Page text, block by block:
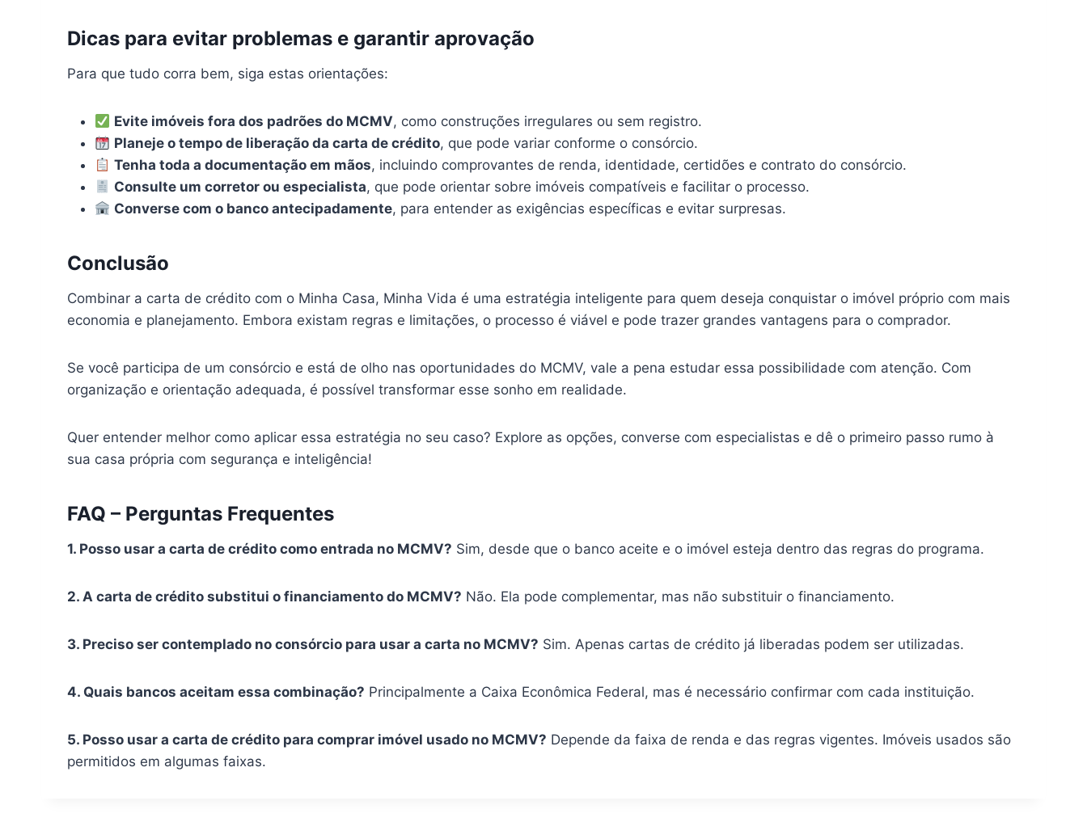
Dicas para evitar problemas e garantir aprovação
Para que tudo corra bem, siga estas orientações:
Evite imóveis fora dos padrões do MCMV, como construções irregulares ou sem registro.
Planeje o tempo de liberação da carta de crédito, que pode variar conforme o consórcio.
Tenha toda a documentação em mãos, incluindo comprovantes de renda, identidade, certidões e contrato do consórcio.
Consulte um corretor ou especialista, que pode orientar sobre imóveis compatíveis e facilitar o processo.
Converse com o banco antecipadamente, para entender as exigências específicas e evitar surpresas.
Conclusão
Combinar a carta de crédito com o Minha Casa, Minha Vida é uma estratégia inteligente para quem deseja conquistar o imóvel próprio com mais
economia e planejamento. Embora existam regras e limitações, o processo é viável e pode trazer grandes vantagens para o comprador.
Se você participa de um consórcio e está de olho nas oportunidades do MCMV, vale a pena estudar essa possibilidade com atenção. Com
organização e orientação adequada, é possível transformar esse sonho em realidade.
Quer entender melhor como aplicar essa estratégia no seu caso? Explore as opções, converse com especialistas e dê o primeiro passo rumo à
sua casa própria com segurança e inteligência!
FAQ – Perguntas Frequentes
1. Posso usar a carta de crédito como entrada no MCMV? Sim, desde que o banco aceite e o imóvel esteja dentro das regras do programa.
2. A carta de crédito substitui o financiamento do MCMV? Não. Ela pode complementar, mas não substituir o financiamento.
3. Preciso ser contemplado no consórcio para usar a carta no MCMV? Sim. Apenas cartas de crédito já liberadas podem ser utilizadas.
4. Quais bancos aceitam essa combinação? Principalmente a Caixa Econômica Federal, mas é necessário confirmar com cada instituição.
5. Posso usar a carta de crédito para comprar imóvel usado no MCMV? Depende da faixa de renda e das regras vigentes. Imóveis usados são
permitidos em algumas faixas.